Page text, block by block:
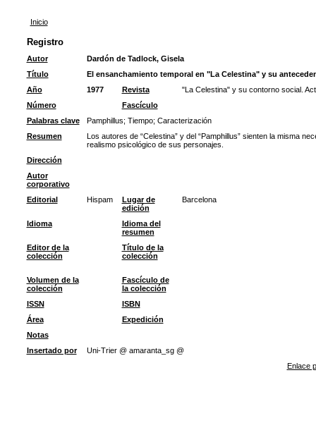
Inicio
Registro
Autor
Dardón de Tadlock, Gisela
Título
El ensanchamiento temporal en "La Celestina" y su
Año
1977 Revista
"La Celestina" y su contorno social.
Número
Fascículo
Palabras clave
Pamphillus; Tiempo; Caracterización
Resumen
Los autores de “Celestina” y del “Pamphillus” sienten la misma
realismo psicológico de sus personajes.
Dirección
Autor
corporativo
Editorial
Hispam
Lugar de
edición
Barcelona
Idioma
Idioma del
resumen
Editor de la
colección
Título de la
colección
Volumen de la
colección
Fascículo de
la colección
ISSN
ISBN
Área
Expedición
Notas
Insertado por
Uni-Trier @ amaranta_sg @
Enlace